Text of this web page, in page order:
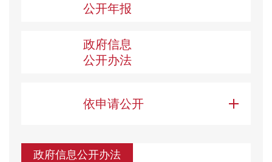
公开年报
政府信息
公开办法
依申请公开
政府信息公开办法